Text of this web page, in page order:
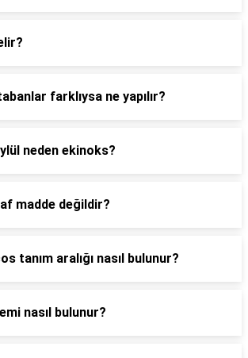
farklıysa ne yapılır?
neden ekinoks?
madde değildir?
tanım aralığı nasıl bulunur?
nasıl bulunur?